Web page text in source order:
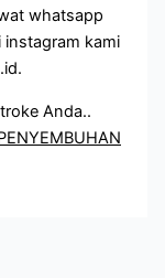
whatsapp
kami
Anda..